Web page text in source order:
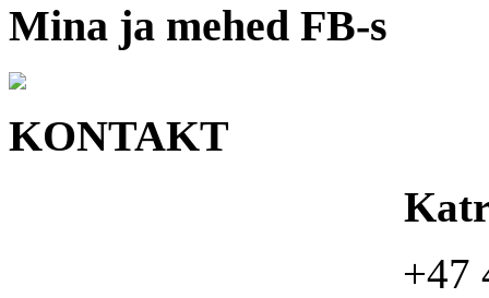
Mina ja mehed FB-s
KONTAKT
+47